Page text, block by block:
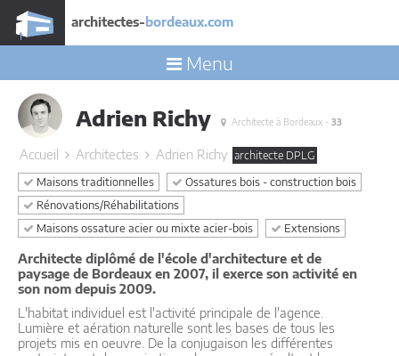
architectes- bordeaux.com
Menu
Adrien Richy Architecte à Bordeaux - 33
Accueil Architectes Adrien Richy architecte DPLG
Maisons traditionnelles
Ossatures bois - construction bois
Rénovations/Réhabilitations
Maisons ossature acier ou mixte acier-bois
Extensions
Architecte diplômé de l'école d'architecture et de
paysage de Bordeaux en 2007, il exerce son activité en
son nom depuis 2009.
L'habitat individuel est l'activité principale de l'agence.
Lumière et aération naturelle sont les bases de tous les
projets mis en oeuvre. De la conjugaison les différentes